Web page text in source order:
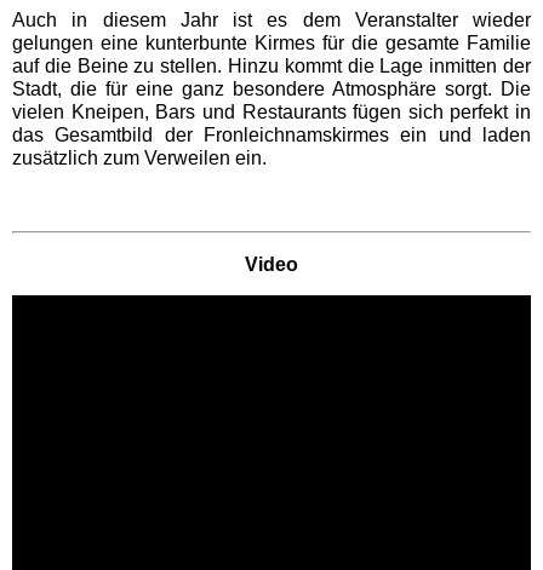
Movie Park Germany
PanoramaPark
Auch in diesem Jahr ist es dem Veranstalter wieder
gelungen eine kunterbunte Kirmes für die gesamte Familie
auf die Beine zu stellen. Hinzu kommt die Lage inmitten der
Stadt, die für eine ganz besondere Atmosphäre sorgt. Die
vielen Kneipen, Bars und Restaurants fügen sich perfekt in
das Gesamtbild der Fronleichnamskirmes ein und laden
zusätzlich zum Verweilen ein.
Video